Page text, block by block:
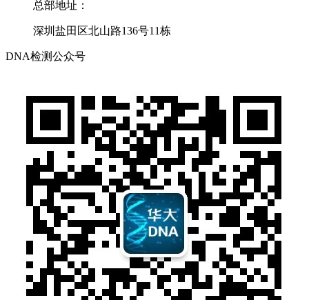
总部地址：
深圳盐田区北山路136号11栋
DNA检测公众号